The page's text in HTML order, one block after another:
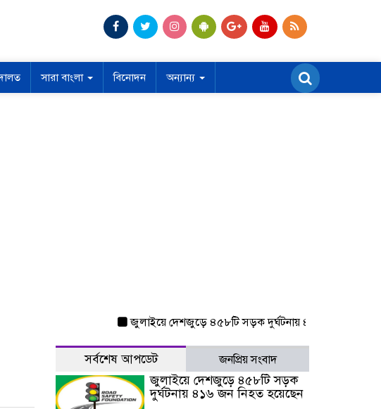
সারা বাংলা বিনোদন অন্যান্য
জুলাইয়ে দেশজুড়ে ৪৫৮টি সড়ক দুর্ঘটনায় ৪১৬ জন নিহত হয়েছেন
সর্বশেষ আপডেট জনপ্রিয় সংবাদ
জুলাইয়ে দেশজুড়ে ৪৫৮টি সড়ক
দুর্ঘটনায় ৪১৬ জন নিহত হয়েছেন